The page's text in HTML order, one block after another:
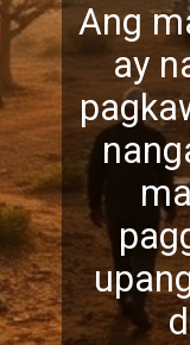
Ang
ay